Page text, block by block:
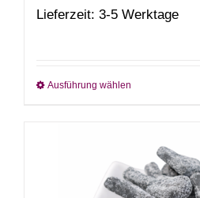
Lieferzeit: 3-5 Werktage
Ausführung wählen
mehrere
Varianten